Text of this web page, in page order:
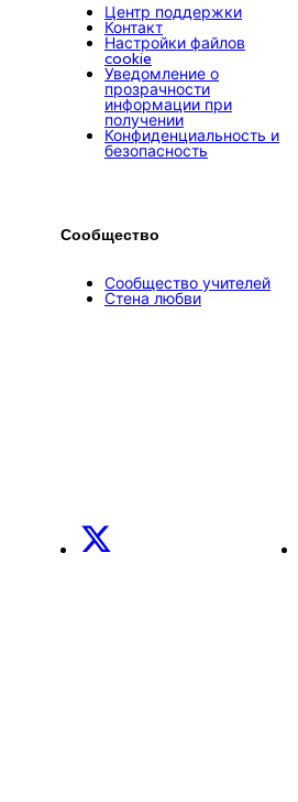
Центр поддержки
Контакт
Настройки файлов
cookie
Уведомление о
прозрачности
информации при
получении
Конфиденциальность и
безопасность
Сообщество
Сообщество учителей
Стена любви
X